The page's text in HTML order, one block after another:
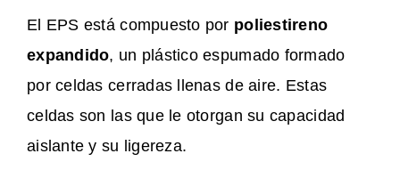
El EPS está compuesto por poliestireno
expandido, un plástico espumado formado
por celdas cerradas llenas de aire. Estas
celdas son las que le otorgan su capacidad
aislante y su ligereza.